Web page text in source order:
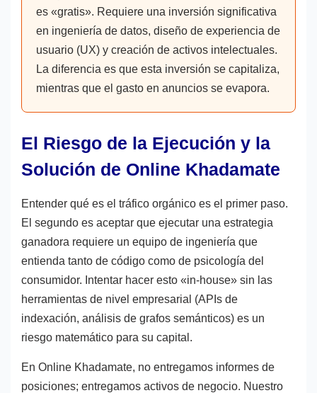
es «gratis». Requiere una inversión significativa
en ingeniería de datos, diseño de experiencia de
usuario (UX) y creación de activos intelectuales.
La diferencia es que esta inversión se capitaliza,
mientras que el gasto en anuncios se evapora.
El Riesgo de la Ejecución y la
Solución de Online Khadamate
Entender qué es el tráfico orgánico es el primer paso.
El segundo es aceptar que ejecutar una estrategia
ganadora requiere un equipo de ingeniería que
entienda tanto de código como de psicología del
consumidor. Intentar hacer esto «in-house» sin las
herramientas de nivel empresarial (APIs de
indexación, análisis de grafos semánticos) es un
riesgo matemático para su capital.
En Online Khadamate, no entregamos informes de
posiciones; entregamos activos de negocio. Nuestro